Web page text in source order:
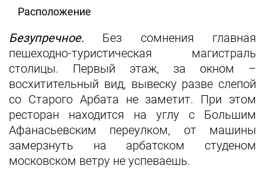
Расположение
Безупречное. Без сомнения главная
пешеходно‑туристическая магистраль
столицы. Первый этаж, за окном –
восхитительный вид, вывеску разве слепой
со Старого Арбата не заметит. При этом
ресторан находится на углу с Большим
Афанасьевским переулком, от машины
замерзнуть на арбатском студеном
московском ветру не успеваешь.